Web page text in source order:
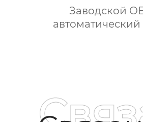
Заводской
кухне